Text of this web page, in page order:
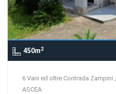
450m2
6 Vani ed oltre Contrada Zampini ,
ASCEA